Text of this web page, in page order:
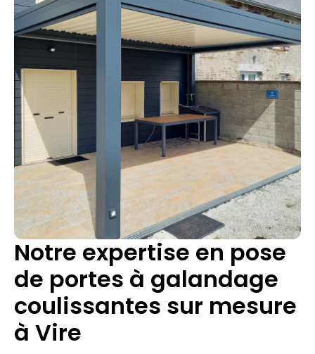
Notre expertise en pose
de portes à galandage
coulissantes sur mesure
à Vire